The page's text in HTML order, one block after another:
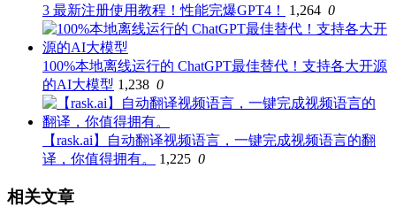
3 最新注册使用教程！性能完爆GPT4！
1,264 0
100%本地离线运行的 ChatGPT最佳替代！支持各大开源
的AI大模型 1,238 0
【rask.ai】自动翻译视频语言，一键完成视频语言的翻
译，你值得拥有。
1,225 0
相关文章